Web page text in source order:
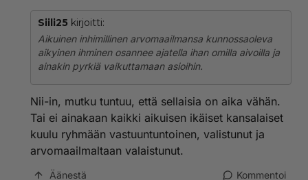
Siili25 kirjoitti:
Aikuinen inhimillinen arvomaailmansa kunnossaoleva
aikyinen ihminen osannee ajatella ihan omilla aivoilla ja
ainakin pyrkiä vaikuttamaan asioihin.
Nii-in, mutku tuntuu, että sellaisia on aika vähän.
Tai ei ainakaan kaikki aikuisen ikäiset kansalaiset
kuulu ryhmään vastuuntuntoinen, valistunut ja
arvomaailmaltaan valaistunut.
Äänestä Kommentoi